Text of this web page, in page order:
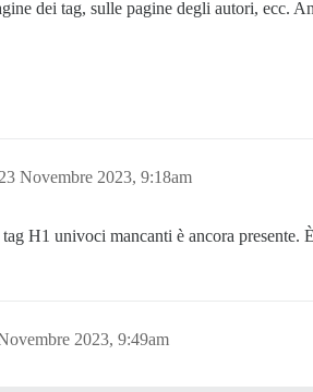
dei tag, sulle pagine degli autori, ecc.
23 Novembre 2023, 9:18am
H1 univoci mancanti è ancora
2023, 9:49am